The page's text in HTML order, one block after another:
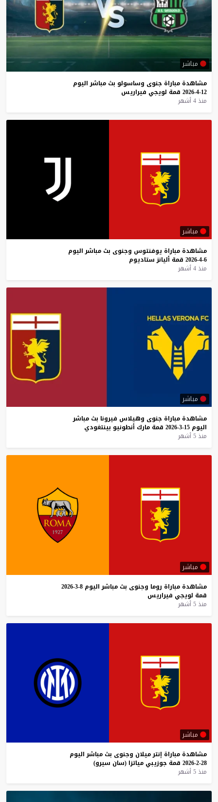
مباشر
مشاهدة مباراة جنوى وساسولو بث مباشر اليوم
12-4-2026
قمة لويجي فيراريس
منذ 4 أشهر
مباشر
مشاهدة مباراة يوفنتوس وجنوى بث مباشر اليوم
6-4-2026
قمة أليانز ستاديوم
منذ 4 أشهر
مباشر
مشاهدة مباراة جنوى وهيلاس فيرونا بث مباشر
اليوم 15-3-2026 قمة مارك أنطونيو بينتغودي
منذ 5 أشهر
مباشر
مشاهدة مباراة روما وجنوى بث مباشر اليوم 8-3-2026
قمة لويجي فيراريس
منذ 5 أشهر
مباشر
مشاهدة مباراة إنترميلان وجنوى بث مباشر اليوم
28-2-2026
قمة جوزيبي مياتزا (سان سيرو)
منذ 5 أشهر